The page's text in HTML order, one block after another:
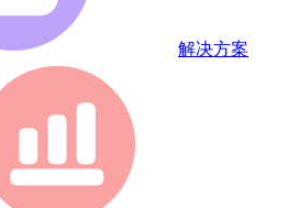
解决方案